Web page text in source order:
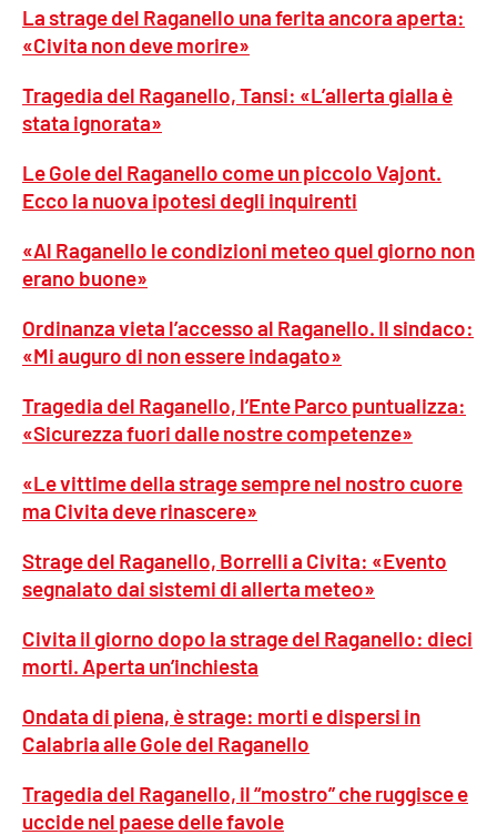
Catanzarochannel.it
APP
Apple
La strage del Raganello una ferita ancora aperta:
«Civita non deve morire»
Tragedia del Raganello, Tansi: «L’allerta gialla è
stata ignorata»
Le Gole del Raganello come un piccolo Vajont.
Ecco la nuova ipotesi degli inquirenti
«Al Raganello le condizioni meteo quel giorno non
erano buone»
Ordinanza vieta l’accesso al Raganello. Il sindaco:
«Mi auguro di non essere indagato»
Tragedia del Raganello, l’Ente Parco puntualizza:
«Sicurezza fuori dalle nostre competenze»
«Le vittime della strage sempre nel nostro cuore
ma Civita deve rinascere»
Strage del Raganello, Borrelli a Civita: «Evento
segnalato dai sistemi di allerta meteo»
Civita il giorno dopo la strage del Raganello: dieci
morti. Aperta un’inchiesta
Ondata di piena, è strage: morti e dispersi in
Calabria alle Gole del Raganello
Tragedia del Raganello, il “mostro” che ruggisce e
uccide nel paese delle favole